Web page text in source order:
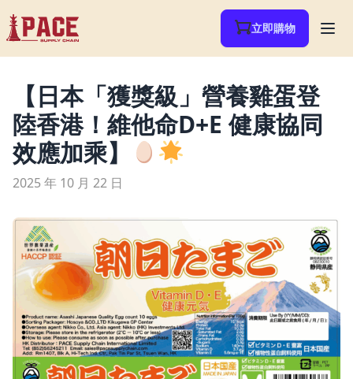
立即購物
【日本「獲獎級」營養雞蛋登
陸香港！維他命D+E 健康協同
效應加乘】
2025 年 10 月 22 日